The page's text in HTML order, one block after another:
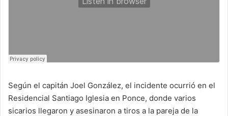
Según el capitán Joel González, el incidente ocurrió en el
Residencial Santiago Iglesia en Ponce, donde varios
sicarios llegaron y asesinaron a tiros a la pareja de la